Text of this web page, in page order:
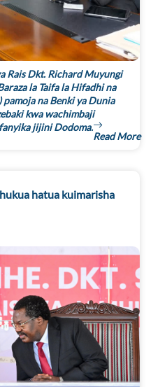
Rais Dkt. Richard Muyungi
la Taifa la Hifadhi na
na Benki ya Dunia
kwa wachimbaji
jijini Dodoma.
Read More
hatua kuimarisha